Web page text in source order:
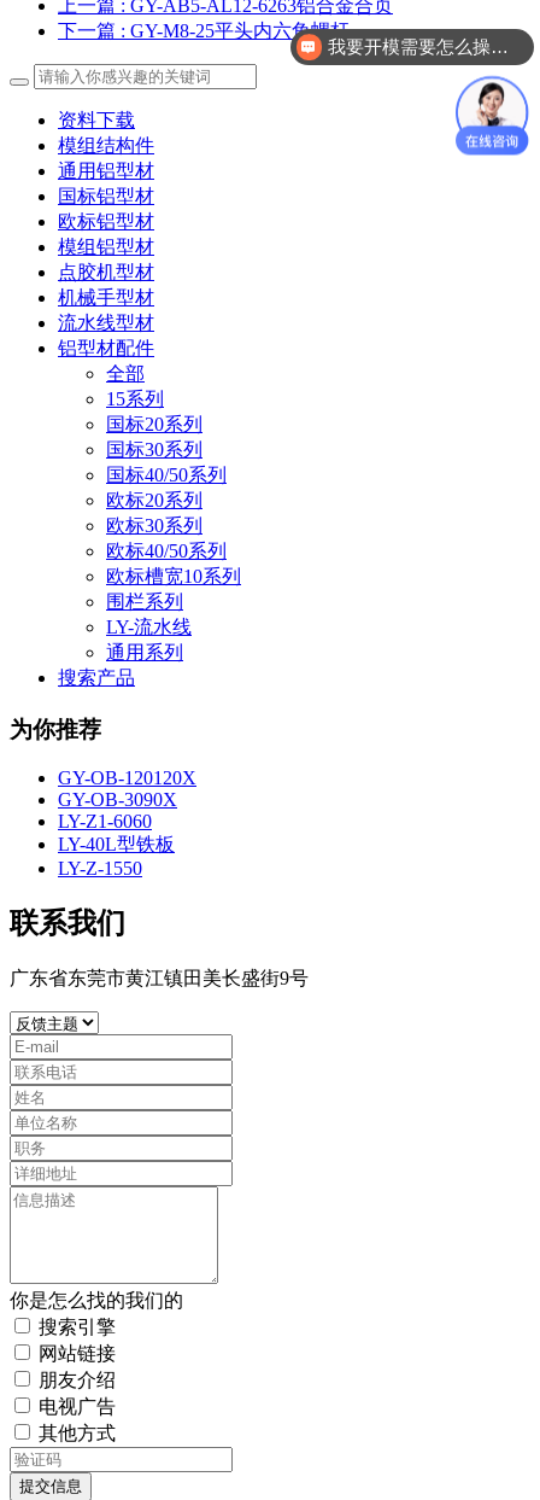
上一篇 : GY-AB5-AL12-6263铝合金合页
下一篇 : GY-M8-25平头内六角螺杆
资料下载
模组结构件
通用铝型材
国标铝型材
欧标铝型材
模组铝型材
点胶机型材
机械手型材
流水线型材
铝型材配件
全部
15系列
国标20系列
国标30系列
国标40/50系列
欧标20系列
欧标30系列
欧标40/50系列
欧标槽宽10系列
围栏系列
LY-流水线
通用系列
搜索产品
为你推荐
GY-OB-120120X
GY-OB-3090X
LY-Z1-6060
LY-40L型铁板
LY-Z-1550
联系我们
广东省东莞市黄江镇田美长盛街9号
你是怎么找的我们的
搜索引擎
网站链接
朋友介绍
电视广告
其他方式
提交信息
我要开模需要怎么操作？
自动化零配件加工你们做吗？